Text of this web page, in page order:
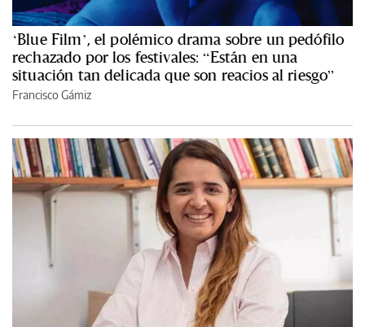
‘Blue Film’, el polémico drama sobre un pedófilo
rechazado por los festivales: “Están en una
situación tan delicada que son reacios al riesgo”
Francisco Gámiz